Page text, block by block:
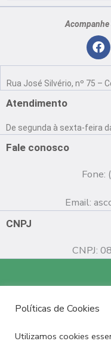
F
c
o
o
Rua José Silvério, nº 75 –
Atendimento
De segunda à sexta-feira
Fale conosco
Fone:
Email:
CNPJ
CNPJ:
Políticas de Cookies
Utilizamos cookies